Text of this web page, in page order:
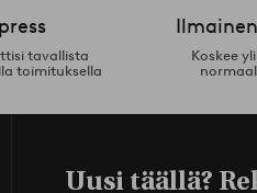
tavallista
toimituksella
Koskee
Uusi täällä?